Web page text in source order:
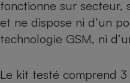
fonctionne sur secteur,
et ne dispose ni d’un
technologie GSM, ni
Le kit testé comprend